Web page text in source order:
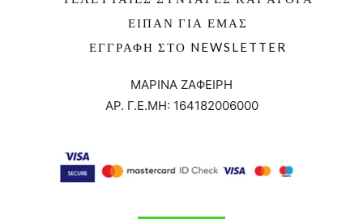
ΕΊΠΑΝ ΓΙΑ ΕΜΆΣ
ΕΓΓΡΑΦΉ ΣΤΟ NEWSLETTER
ΜΑΡΙΝΑ ΖΑΦΕΙΡΗ
ΑΡ. Γ.Ε.ΜΗ: 164182006000